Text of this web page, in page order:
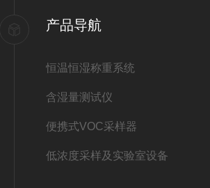
产品导航
恒温恒湿称重系统
含湿量测试仪
便携式VOC采样器
低浓度采样及实验室设备